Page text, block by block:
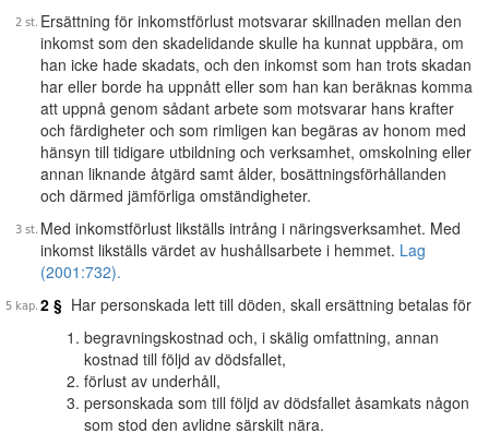
Ersättning för inkomstförlust motsvarar skillnaden mellan den
inkomst som den skadelidande skulle ha kunnat uppbära, om
han icke hade skadats, och den inkomst som han trots skadan
har eller borde ha uppnått eller som han kan beräknas komma
att uppnå genom sådant arbete som motsvarar hans krafter
och färdigheter och som rimligen kan begäras av honom med
hänsyn till tidigare utbildning och verksamhet, omskolning eller
annan liknande åtgärd samt ålder, bosättningsförhållanden
och därmed jämförliga omständigheter.
Med inkomstförlust likställs intrång i näringsverksamhet. Med
inkomst likställs värdet av hushållsarbete i hemmet. Lag
(2001:732).
2 § Har personskada lett till döden, skall ersättning betalas för
begravningskostnad och, i skälig omfattning, annan
kostnad till följd av dödsfallet,
förlust av underhåll,
personskada som till följd av dödsfallet åsamkats någon
som stod den avlidne särskilt nära.